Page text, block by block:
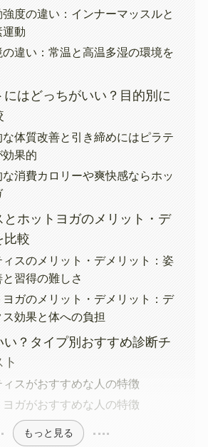
度の違い：インナーマッスルと
運動
違い：常温と高温多湿の環境を
にはどっちがいい？目的別に
な体質改善と引き締めにはピラテ
効果的
消費カロリーや爽快感ならホッ
とホットヨガのメリット・デ
比較
ィスのメリット・デメリット：姿
習得の難しさ
ヨガのメリット・デメリット：デ
ス効果と体への負担
い？タイプ別おすすめ診断チ
ィスがおすすめな人の特徴
ヨガがおすすめな人の特徴
もっと見る